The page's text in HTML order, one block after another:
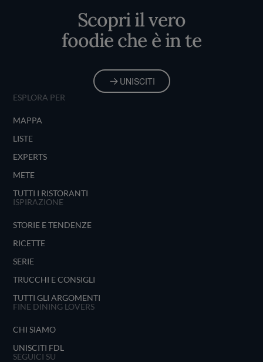
Scopri il vero
foodie che è in te
UNISCITI
ESPLORA PER
MAPPA
LISTE
EXPERTS
METE
TUTTI I RISTORANTI
ISPIRAZIONE
STORIE E TENDENZE
RICETTE
SERIE
TRUCCHI E CONSIGLI
TUTTI GLI ARGOMENTI
FINE DINING LOVERS
CHI SIAMO
UNISCITI FDL
SEGUICI SU